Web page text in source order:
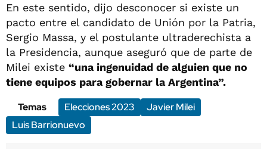
En este sentido, dijo desconocer si existe un
pacto entre el candidato de Unión por la Patria,
Sergio Massa, y el postulante ultraderechista a
la Presidencia, aunque aseguró que de parte de
Milei existe “una ingenuidad de alguien que no
tiene equipos para gobernar la Argentina”.
Temas
Elecciones 2023
Javier Milei
Luis Barrionuevo